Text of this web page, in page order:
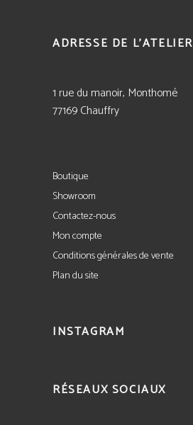
ADRESSE DE L'ATELIER
1 rue du manoir, Monthomé
77169 Chauffry
Boutique
Showroom
Contactez-nous
Mon compte
Conditions générales de vente
Plan du site
INSTAGRAM
RÉSEAUX SOCIAUX